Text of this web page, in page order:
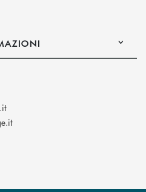
(si apre l’app di posta elettronica)
(si apre l’app di posta